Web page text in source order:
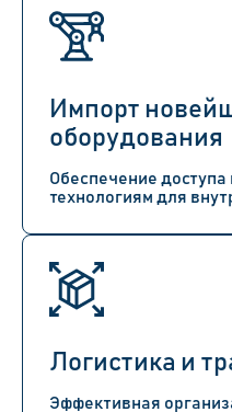
Импорт
оборудования
Обеспечение
технологиям для
Логистика и
Эффективная